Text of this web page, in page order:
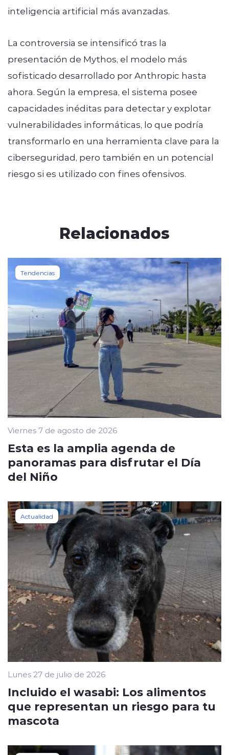
inteligencia artificial más avanzadas.
La controversia se intensificó tras la
presentación de Mythos, el modelo más
sofisticado desarrollado por Anthropic hasta
ahora. Según la empresa, el sistema posee
capacidades inéditas para detectar y explotar
vulnerabilidades informáticas, lo que podría
transformarlo en una herramienta clave para la
ciberseguridad, pero también en un potencial
riesgo si es utilizado con fines ofensivos.
Relacionados
Tendencias
Viernes 7 de agosto de 2026
Esta es la amplia agenda de
panoramas para disfrutar el Día
del Niño
Actualidad
Lunes 27 de julio de 2026
Incluido el wasabi: Los alimentos
que representan un riesgo para tu
mascota